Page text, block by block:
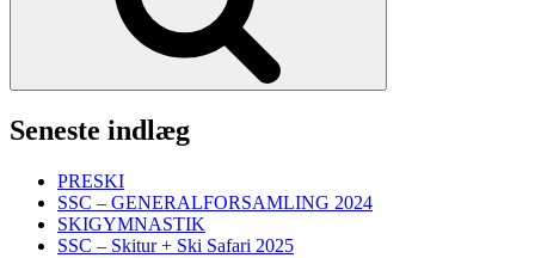
Seneste indlæg
PRESKI
SSC – GENERALFORSAMLING 2024
SKIGYMNASTIK
SSC – Skitur + Ski Safari 2025